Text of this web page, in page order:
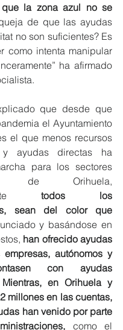
que la zona azul no se
de que las ayudas
no son suficientes? Es
como intenta manipular
ha afirmado
que desde que
el Ayuntamiento
el que menos recursos
y ayudas directas ha
para los sectores
de Orihuela,
todos los
sean del color que
y basándose en
han ofrecido ayudas
autónomos y
con ayudas
en Orihuela y
millones en las cuentas,
han venido por parte
como el